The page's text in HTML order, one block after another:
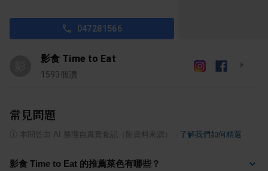
047281566
影食 Time to Eat
1593個讚
常見問題
本問答由 AI 整理自真實食記（附資料來源） 了解我們如何精選
影食 Time to Eat 的推薦菜色有哪些？